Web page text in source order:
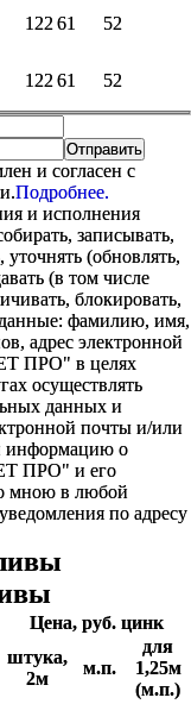
122 61 52
122 61 52
и согласен с
Подробнее.
и исполнения
записывать,
уточнять (обновлять,
(в том числе
блокировать,
данные: фамилию, имя,
адрес электронной
ПРО" в целях
осуществлять
данных и
почты и/или
информацию о
ПРО" и его
мною в любой
по адресу
Цена, руб. цинк
штука,
2м
м.п.
для
1,25м
(м.п.)